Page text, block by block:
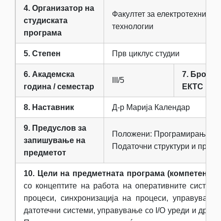
4. Организатор на
студиската
програма
Факултет за електротехника
технологии
5. Степен Прв циклус студии
6. Академска
година / семестар
III/5
7. Број на
ЕКТС
8. Наставник Д-р Марија Календар
9. Предуслов за
запишување на
предметот
Положени: Програмирање и
Податочни структури и
10. Цели на предметната програма
со концептите на работа на оперативните
процеси, синхронизација на процеси,
датотечни системи, управување со I/O уреди и